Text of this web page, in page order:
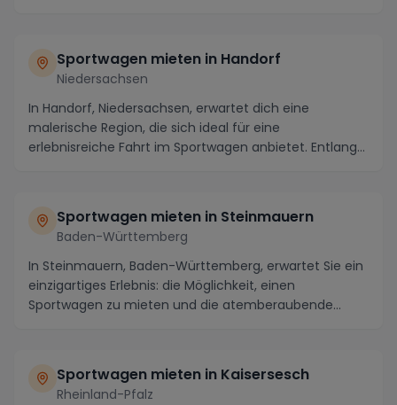
Sportwagen mieten in Handorf
Niedersachsen
In Handorf, Niedersachsen, erwartet dich eine
malerische Region, die sich ideal für eine
erlebnisreiche Fahrt im Sportwagen anbietet. Entlang
Sportwagen mieten in Steinmauern
Baden-Württemberg
In Steinmauern, Baden-Württemberg, erwartet Sie ein
einzigartiges Erlebnis: die Möglichkeit, einen
Sportwagen zu mieten und die atemberaubende
Sportwagen mieten in Kaisersesch
Rheinland-Pfalz